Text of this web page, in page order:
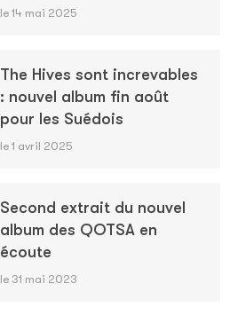
le 14 mai 2025
The Hives sont increvables
: nouvel album fin août
pour les Suédois
le 1 avril 2025
Second extrait du nouvel
album des QOTSA en
écoute
le 31 mai 2023